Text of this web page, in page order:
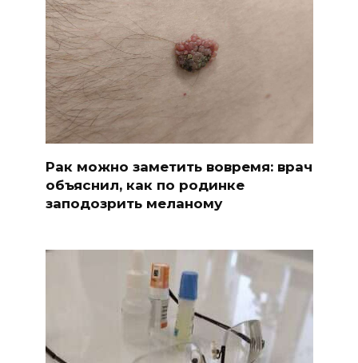
Рак можно заметить вовремя: врач
объяснил, как по родинке
заподозрить меланому